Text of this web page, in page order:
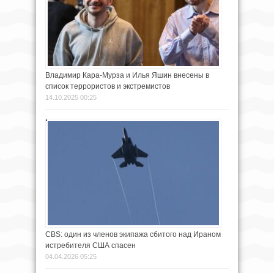
Владимир Кара-Мурза и Илья Яшин внесены в
список террористов и экстремистов
14.10.2025 00:25
CBS: один из членов экипажа сбитого над Ираном
истребителя США спасен
04.04.2026 05:25